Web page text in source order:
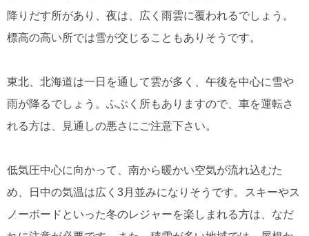
降りだす所があり、夜は、広く雨雲に覆われるでしょう。
標高の高い所では雪が交じることもありそうです。
東北、北海道は一日を通して雲が多く、午後を中心に雪や
雨が降るでしょう。ふぶく所もありますので、車を運転さ
れる方は、見通しの悪さにご注意下さい。
低気圧中心に向かって、南から暖かい空気が流れ込むた
め、日中の気温は広く3月並みになりそうです。スキーやス
ノーボードといった冬のレジャーを楽しまれる方は、なだ